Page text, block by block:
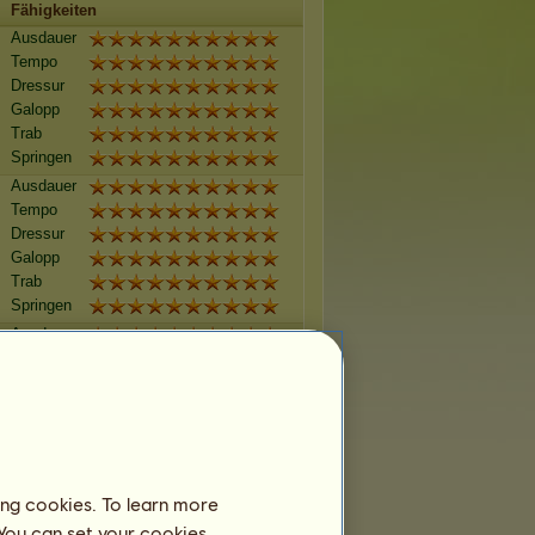
Fähigkeiten
Ausdauer
Tempo
Dressur
Galopp
Trab
Springen
Ausdauer
Tempo
Dressur
Galopp
Trab
Springen
Ausdauer
Tempo
Dressur
cookies. To learn more